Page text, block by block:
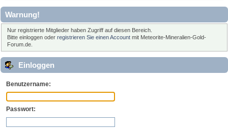
Warnung!
Nur registrierte Mitglieder haben Zugriff auf diesen Bereich.
Bitte einloggen oderregistrieren Sie einen Account mit Meteorite-Mineralien-Gold-
Forum.de.
Einloggen
Benutzername:
Passwort: